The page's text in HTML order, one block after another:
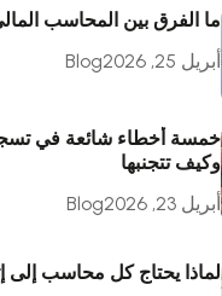
ما الفرق بين المحاسب
أبريل 25, 2026
Blog
خمسة أخطاء شائعة في
وكيف تتجنبها
أبريل 23, 2026
Blog
لماذا يحتاج كل محاسب إلى